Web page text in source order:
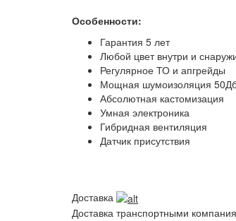
Особенности:
Гарантия 5 лет
Любой цвет внутри и
Регулярное ТО и апгрейды
Мощная шумоизоляция
Абсолютная кастомизация
Умная электроника
Гибридная вентиляция
Датчик присутствия
Доставка
Доставка транспортными